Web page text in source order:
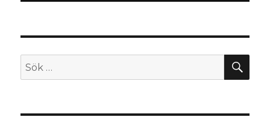
Sök
efter: